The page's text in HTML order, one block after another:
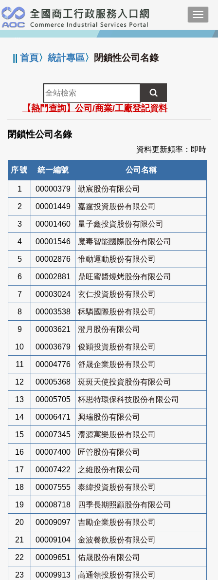
跳
到
主
要
:::
||首頁〉統計專區〉 閉鎖性公司名錄
全
站
檢
索
【熱門查詢】公司/商業/工廠登記資料
閉鎖性公司名錄
資料更新頻率：即時
序號 統一編號 公司名稱
1 00000379 勤宸股份有限公司
2 00001449 嘉霆投資股份有限公司
3 00001460 量子鑫投資股份有限公司
4 00001546 魔毒智能國際股份有限公司
5 00002876 惟動運動股份有限公司
6 00002881 鼎旺蜜醬燒烤股份有限公司
7 00003024 玄仁投資股份有限公司
8 00003538 秝驎國際股份有限公司
9 00003621 澄月股份有限公司
10 00003679 俊穎投資股份有限公司
11 00004776 舒晟企業股份有限公司
12 00005368 斑斑天使投資股份有限公司
13 00005705 杯思特環保科技股份有限公司
14 00006471 興瑞股份有限公司
15 00007345 灃源寓樂股份有限公司
16 00007400 匠管股份有限公司
17 00007422 之維股份有限公司
18 00007555 泰緯投資股份有限公司
19 00008718 四季長期照顧股份有限公司
20 00009097 吉勵企業股份有限公司
21 00009104 金波餐飲股份有限公司
22 00009651 佑晟股份有限公司
23 00009913 高通領投股份有限公司